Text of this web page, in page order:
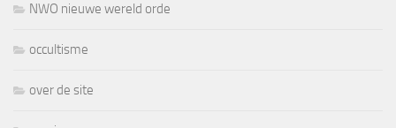
NWO nieuwe wereld orde
occultisme
over de site